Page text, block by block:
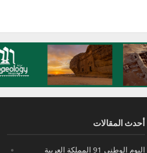
أحدث المقالات
اليوم الوطني 91 المملكة العربية